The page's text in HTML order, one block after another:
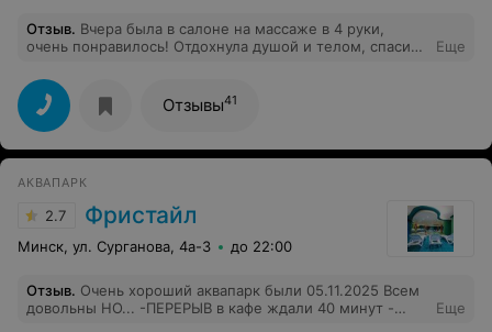
Отзыв. Вчера была в салоне на массаже в 4 руки,
очень понравилось! Отдохнула душой и телом, спасибо
Еще
Отзывы41
АКВАПАРК
2.7 Фристайл
Минск, ул. Сурганова, 4а-3 до 22:00
Отзыв. Очень хороший аквапарк были 05.11.2025 Всем
довольны НО... -ПЕРЕРЫВ в кафе ждали 40 минут -
Еще